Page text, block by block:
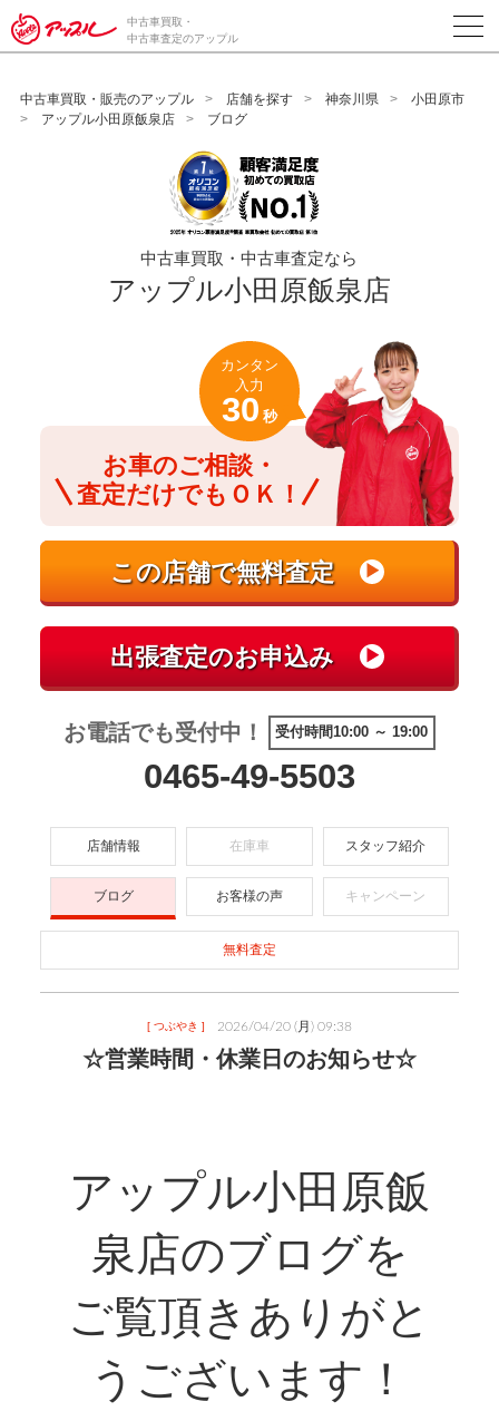
/*ABテスト_新規査定フォームの為のCVボタン*/
中古車買取・
中古車査定のアップル
中古車買取・販売のアップル 店舗を探す 神奈川県
小田原市
アップル小田原飯泉店
ブログ
中古車買取・中古車査定なら
アップル小田原飯泉店
お車のご相談・
査定だけでもＯＫ！
カンタン
入力
30 秒
お電話でも受付中！ 受付時間10:00 ～ 19:00
0465-49-5503
店舗情報 在庫車 スタッフ紹介
ブログ お客様の声 キャンペーン
無料査定
[ つぶやき ] 2026/04/20 (月) 09:38
☆営業時間・休業日のお知らせ☆
アップル小田原飯
泉店のブログを
ご覧頂きありがと
うございます！